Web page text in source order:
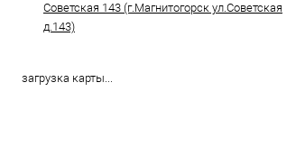
Советская 143 (г.Магнитогорск ул.Советская
д.143)
загрузка карты...